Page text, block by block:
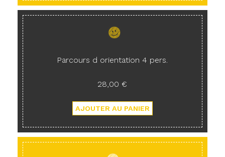
Parcours d orientation 4 pers.
28,00 €